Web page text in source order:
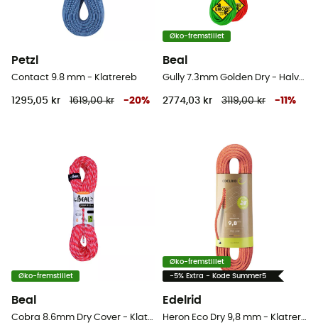
Petzl
Contact 9.8 mm - Klatrereb
1295,05 kr 1619,00 kr -20%
Øko-fremstillet
Beal
Gully 7.3mm Golden Dry - Halvreb
2774,03 kr 3119,00 kr -11 %
Øko-fremstillet
Beal
Cobra 8.6mm Dry Cover - Klatrereb
Øko-fremstillet
-5% Extra - Kode Summer5
Edelrid
Heron Eco Dry 9,8 mm - Klatrereb